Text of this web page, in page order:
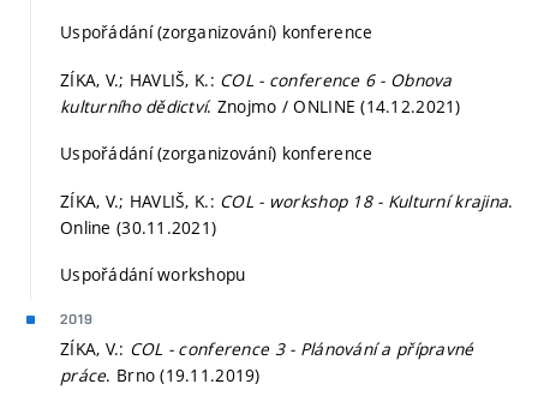
Uspořádání (zorganizování) konference
ZÍKA, V.; HAVLIŠ, K.: COL - conference 6 - Obnova
kulturního dědictví. Znojmo / ONLINE (14.12.2021)
Uspořádání (zorganizování) konference
ZÍKA, V.; HAVLIŠ, K.: COL - workshop 18 - Kulturní krajina.
Online (30.11.2021)
Uspořádání workshopu
2019
ZÍKA, V.: COL - conference 3 - Plánování a přípravné
práce. Brno (19.11.2019)